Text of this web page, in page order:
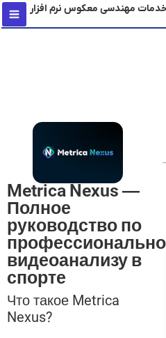
содержимому
مهندسی معکوس نرم افزار
Metrica Nexus —
Полное
руководство по
видеоанализу в
спорте
Что такое Metrica
Nexus?